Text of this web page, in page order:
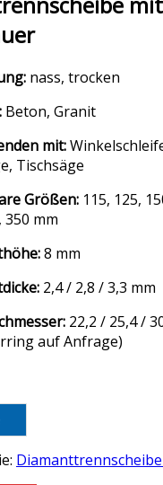
nass, trocken
Beton, Granit
mit:
Tischsäge
Größen: 115, 125,
350 mm
8 mm
2,4 / 2,8 / 3,3 mm
22,2 / 25,4 /
auf Anfrage)